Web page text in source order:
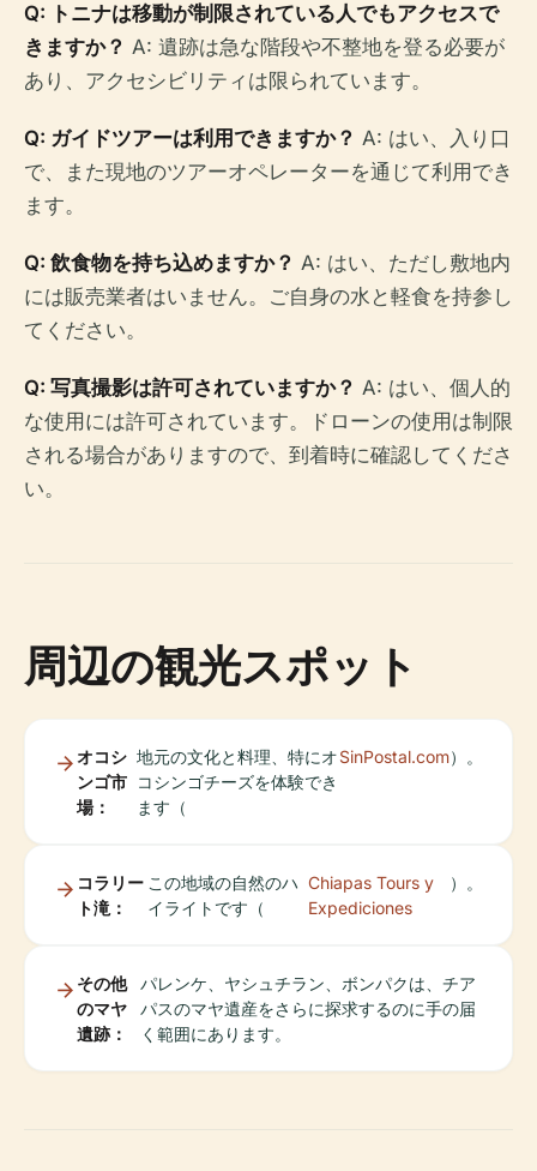
Q: トニナは移動が制限されている人でもアクセスで
きますか？ A: 遺跡は急な階段や不整地を登る必要が
あり、アクセシビリティは限られています。
Q: ガイドツアーは利用できますか？ A: はい、入り口
で、また現地のツアーオペレーターを通じて利用でき
ます。
Q: 飲食物を持ち込めますか？ A: はい、ただし敷地内
には販売業者はいません。ご自身の水と軽食を持参し
てください。
Q: 写真撮影は許可されていますか？ A: はい、個人的
な使用には許可されています。ドローンの使用は制限
される場合がありますので、到着時に確認してくださ
い。
周辺の観光スポット
オコシ
ンゴ市
場：
地元の文化と料理、特にオ
コシンゴチーズを体験でき
ます（
SinPostal.com）。
コラリー
ト滝：
この地域の自然のハ
イライトです（
Chiapas Tours y
Expediciones
）。
その他
のマヤ
遺跡：
パレンケ、ヤシュチラン、ボンパクは、チア
パスのマヤ遺産をさらに探求するのに手の届
く範囲にあります。